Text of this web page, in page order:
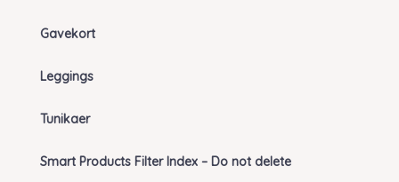
Gavekort
Leggings
Tunikaer
Smart Products Filter Index – Do not delete